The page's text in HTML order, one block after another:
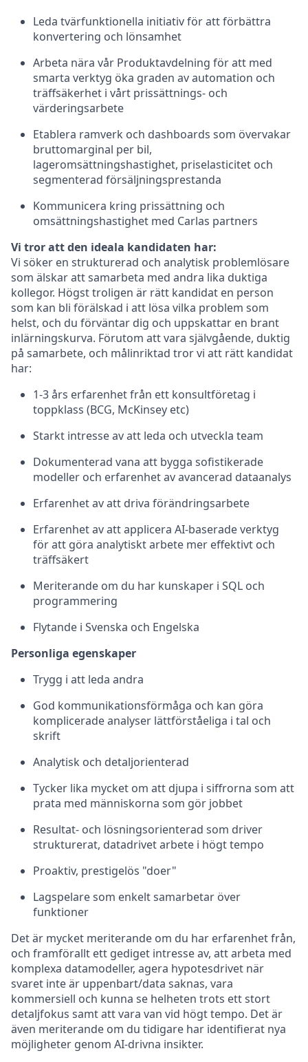
Leda tvärfunktionella initiativ för att förbättra
konvertering och lönsamhet
Arbeta nära vår Produktavdelning för att med
smarta verktyg öka graden av automation och
träffsäkerhet i vårt prissättnings- och
värderingsarbete
Etablera ramverk och dashboards som övervakar
bruttomarginal per bil,
lageromsättningshastighet, priselasticitet och
segmenterad försäljningsprestanda
Kommunicera kring prissättning och
omsättningshastighet med Carlas partners
Vi tror att den ideala kandidaten har:
Vi söker en strukturerad och analytisk problemlösare
som älskar att samarbeta med andra lika duktiga
kollegor. Högst troligen är rätt kandidat en person
som kan bli förälskad i att lösa vilka problem som
helst, och du förväntar dig och uppskattar en brant
inlärningskurva. Förutom att vara självgående, duktig
på samarbete, och målinriktad tror vi att rätt kandidat
har:
1-3 års erfarenhet från ett konsultföretag i
toppklass (BCG, McKinsey etc)
Starkt intresse av att leda och utveckla team
Dokumenterad vana att bygga sofistikerade
modeller och erfarenhet av avancerad dataanalys
Erfarenhet av att driva förändringsarbete
Erfarenhet av att applicera AI-baserade verktyg
för att göra analytiskt arbete mer effektivt och
träffsäkert
Meriterande om du har kunskaper i SQL och
programmering
Flytande i Svenska och Engelska
Personliga egenskaper
Trygg i att leda andra
God kommunikationsförmåga och kan göra
komplicerade analyser lättförståeliga i tal och
skrift
Analytisk och detaljorienterad
Tycker lika mycket om att djupa i siffrorna som att
prata med människorna som gör jobbet
Resultat‑ och lösningsorienterad som driver
strukturerat, datadrivet arbete i högt tempo
Proaktiv, prestigelös "doer"
Lagspelare som enkelt samarbetar över
funktioner
Det är mycket meriterande om du har erfarenhet från,
och framförallt ett gediget intresse av, att arbeta med
komplexa datamodeller, agera hypotesdrivet när
svaret inte är uppenbart/data saknas, vara
kommersiell och kunna se helheten trots ett stort
detaljfokus samt att vara van vid högt tempo. Det är
även meriterande om du tidigare har identifierat nya
möjligheter genom AI-drivna insikter.